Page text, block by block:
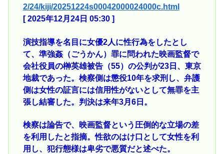
2/24/kiji/20251224s00042000024000c.html
[ 2025年12月24日 05:30 ]
演技指導を名目に女優2人に性行為をしたとし
て、準強姦（ごうかん）罪に問われた映画監督で
会社役員の榊英雄被告（55）の公判が23日、東京
地裁であった。検察側は懲役10年を求刑し、弁護
側は女性の証言には信用性がないとして無罪を主
張し結審した。判決は来年3月6日。
検察は論告で、映画監督という圧倒的な立場の差
を利用したと指摘。性欲のはけ口として女性を利
用し、犯行態様は卑劣で悪質だと述べた。